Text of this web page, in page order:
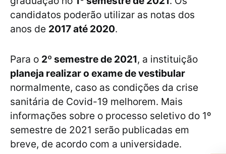
candidatos poderão utilizar as notas dos
anos de 2017 até 2020.
Para o 2º semestre de 2021, a instituição
planeja realizar o exame de vestibular
normalmente, caso as condições da crise
sanitária de Covid-19 melhorem. Mais
informações sobre o processo seletivo do 1º
semestre de 2021 serão publicadas em
breve, de acordo com a universidade.